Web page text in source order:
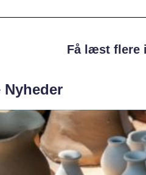
Få læst flere
Nyheder